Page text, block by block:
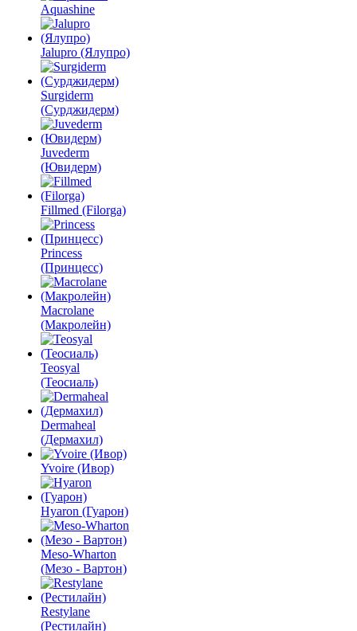
Aquashine
Jalupro (Ялупро)
Surgiderm
(Сурджидерм)
Juvederm
(Ювидерм)
Fillmed (Filorga)
Princess
(Принцесс)
Macrolane
(Макролейн)
Teosyal
(Теосиаль)
Dermaheal
(Дермахил)
Yvoire (Ивор)
Hyaron (Гуарон)
Meso-Wharton
(Мезо - Вартон)
Restylane
(Рестилайн)